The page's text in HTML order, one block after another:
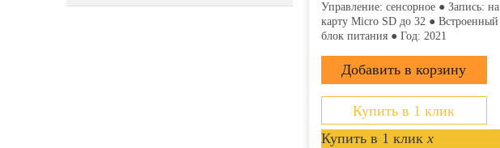
Управление: сенсорное ● Запись: на
карту Micro SD до 32 ● Встроенный
блок питания ● Год: 2021
Купить в 1 клик
Купить в 1 клик x